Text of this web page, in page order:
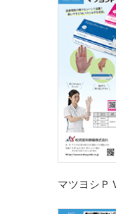
マツヨシＰ